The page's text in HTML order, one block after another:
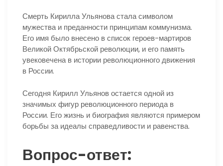
Смерть Кирилла Ульянова стала символом
мужества и преданности принципам коммунизма.
Его имя было внесено в список героев-мартиров
Великой Октябрьской революции, и его память
увековечена в истории революционного движения
в России.
Сегодня Кирилл Ульянов остается одной из
значимых фигур революционного периода в
России. Его жизнь и биография являются примером
борьбы за идеалы справедливости и равенства.
Вопрос-ответ: